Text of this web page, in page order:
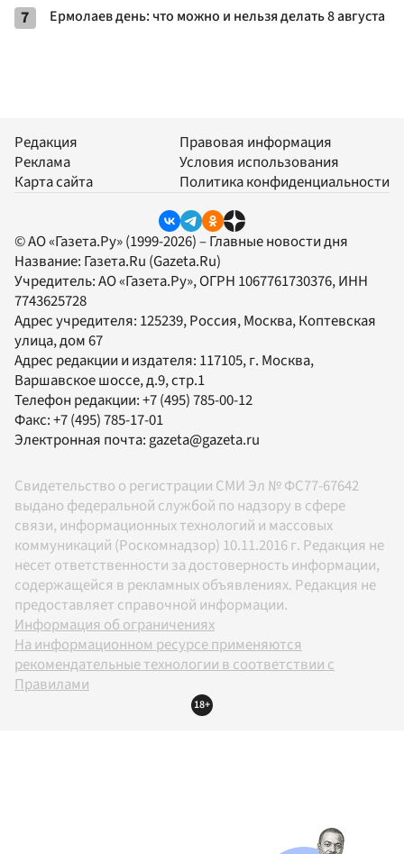
7 Ермолаев день: что можно и нельзя делать 8 августа
Редакция
Реклама
Карта сайта
Правовая информация
Условия использования
Политика конфиденциальности
© АО «Газета.Ру» (1999-2026) – Главные новости дня
Название: Газета.Ru (Gazeta.Ru)
Учредитель:АО «Газета.Ру», ОГРН 1067761730376, ИНН
7743625728
Адрес учредителя: 125239, Россия, Москва, Коптевская
улица, дом 67
Адрес редакции и издателя: 117105, г. Москва,
Варшавское шоссе, д.9, стр.1
Телефон редакции:+7 (495) 785-00-12
Факс:+7 (495) 785-17-01
Электронная почта: gazeta@gazeta.ru
Свидетельство о регистрации СМИ Эл № ФС77-67642
выдано федеральной службой по надзору в сфере
связи, информационных технологий и массовых
коммуникаций (Роскомнадзор) 10.11.2016 г. Редакция не
несет ответственности за достоверность информации,
содержащейся в рекламных объявлениях. Редакция не
предоставляет справочной информации.
Информация об ограничениях
На информационном ресурсе применяются
рекомендательные технологии в соответствии с
Правилами
18+